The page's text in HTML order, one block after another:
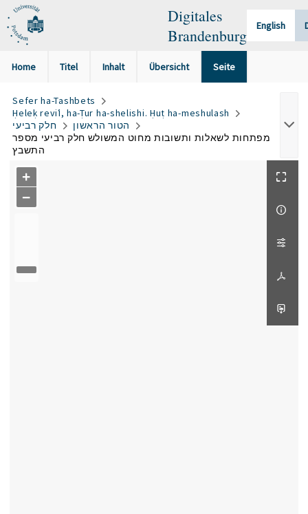
Digitales
Brandenburg
English
Home Titel Inhalt Übersicht Seite
Sefer ha-Tashbets
Ḥeleḳ reviʿi, ha-Ṭur ha-shelishi. Ḥuṭ ha-meshulash
חלק רביעי
הטור הראשון
מפתחות לשאלות ותשובות מחוט המשולש חלק רביעי מספר
התשבץ
+
−